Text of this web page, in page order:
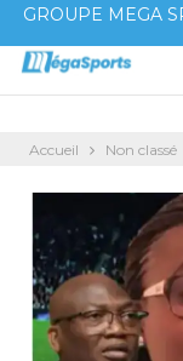
GROUPE MEGA
Accueil Non classé